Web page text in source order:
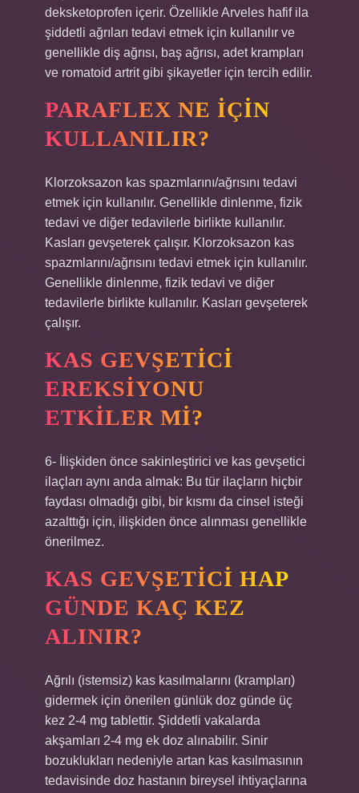
deksketoprofen içerir. Özellikle Arveles hafif ila
şiddetli ağrıları tedavi etmek için kullanılır ve
genellikle diş ağrısı, baş ağrısı, adet krampları
ve romatoid artrit gibi şikayetler için tercih edilir.
PARAFLEX NE IÇIN
KULLANILIR?
Klorzoksazon kas spazmlarını/ağrısını tedavi
etmek için kullanılır. Genellikle dinlenme, fizik
tedavi ve diğer tedavilerle birlikte kullanılır.
Kasları gevşeterek çalışır. Klorzoksazon kas
spazmlarını/ağrısını tedavi etmek için kullanılır.
Genellikle dinlenme, fizik tedavi ve diğer
tedavilerle birlikte kullanılır. Kasları gevşeterek
çalışır.
KAS GEVŞETICI
EREKSIYONU
ETKILER MI?
6- İlişkiden önce sakinleştirici ve kas gevşetici
ilaçları aynı anda almak: Bu tür ilaçların hiçbir
faydası olmadığı gibi, bir kısmı da cinsel isteği
azalttığı için, ilişkiden önce alınması genellikle
önerilmez.
KAS GEVŞETICI HAP
GÜNDE KAÇ KEZ
ALINIR?
Ağrılı (istemsiz) kas kasılmalarını (krampları)
gidermek için önerilen günlük doz günde üç
kez 2-4 mg tablettir. Şiddetli vakalarda
akşamları 2-4 mg ek doz alınabilir. Sinir
bozuklukları nedeniyle artan kas kasılmasının
tedavisinde doz hastanın bireysel ihtiyaçlarına